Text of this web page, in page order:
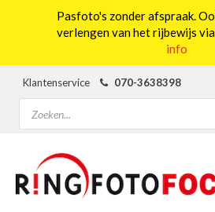
Klantenservice
070-3638398
Producten
zoeken
Pasfoto's zonder afspraak.
verlengen van het rijbewijs
info